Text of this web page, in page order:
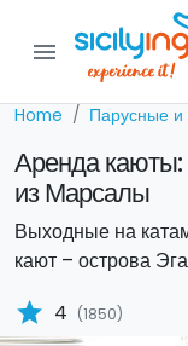
menu
Home Парусные
Аренда каюты:
из Марсалы
Выходные на
кают – острова
star 4 (1850)